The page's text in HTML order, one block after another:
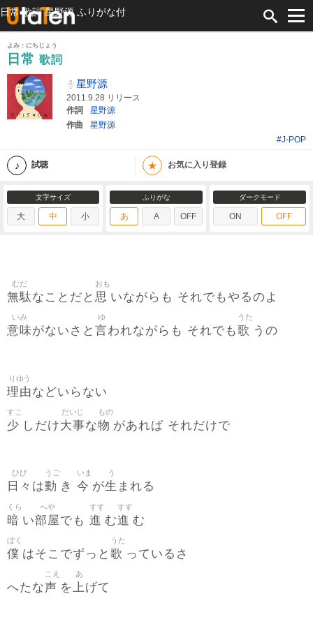
日常 歌詞 星野源 ふりがな付
よみ：にちじょう
日常 歌詞
星野源
2011.9.28 リリース
作詞
星野源
作曲
星野源
#J-POP
試聴 ★ お気に入り登録
文字サイズ
大 中 小
ふりがな
あ A OFF
ダークモード
ON OFF
無駄
むだ
なことだと 思
おも
いながらも それでもやるのよ
意味
いみ
がないさと 言
ゆ
われながらも それでも歌
うた
うの
理由
りゆう
などいらない
少
すこ
しだけ大事
だいじ
な物
もの
があれば それだけで
日々
ひび
は動
うご
き 今
いま
が生
う
まれる
暗
くら
い部屋
へや
でも 進
すす
む進
すす
む
僕
ぼく
はそこでずっと 歌
うた
っているさ
へたな声
こえ
を上
あ
げて